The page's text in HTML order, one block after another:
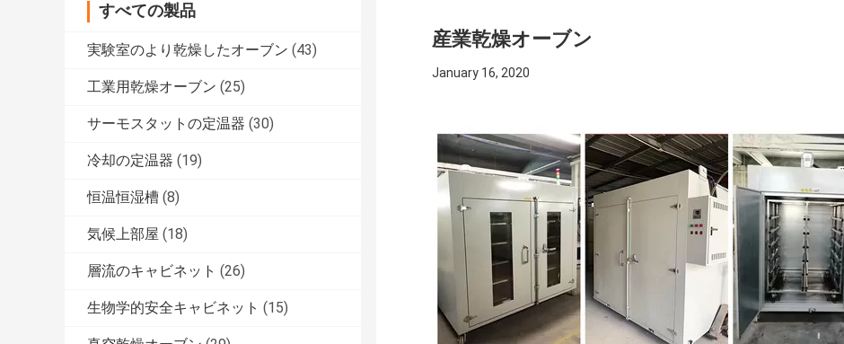
すべての製品
実験室のより乾燥したオーブン (43)
工業用乾燥オーブン (25)
サーモスタットの定温器 (30)
冷却の定温器 (19)
恒温恒湿槽 (8)
気候上部屋 (18)
層流のキャビネット (26)
生物学的安全キャビネット (15)
産業乾燥オーブン
January 16, 2020